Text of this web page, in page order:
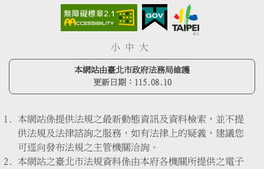
小 中 大
本網站由臺北市政府法務局維護
更新日期： 115.08.10
本網站係提供法規之最新動態資訊及資料檢索，並不提
供法規及法律諮詢之服務，如有法律上的疑義，建議您
可逕向發布法規之主管機關洽詢。
本網站之臺北市法規資料係由本府各機關所提供之電子